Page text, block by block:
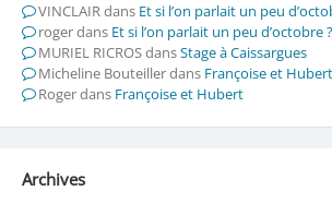
VINCLAIRdans Et si l’on parlait un peu
rogerdans Et si l’on parlait un peu d’octobre ?
MURIEL RICROSdansStage à Caissargues
Micheline Bouteillerdans Françoise et Hubert
Rogerdans Françoise et Hubert
Archives